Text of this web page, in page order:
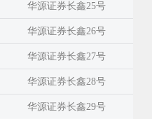
华源证券长鑫25号
华源证券长鑫26号
华源证券长鑫27号
华源证券长鑫28号
华源证券长鑫29号